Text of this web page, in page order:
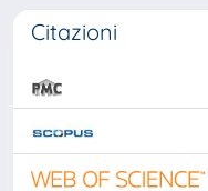
Citazioni